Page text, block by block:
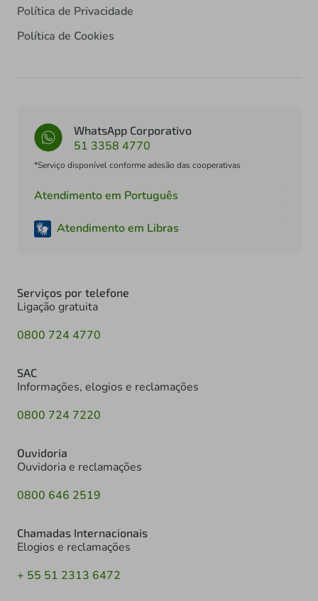
Política de Privacidade
Política de Cookies
WhatsApp Corporativo
51 3358 4770
*Serviço disponível conforme adesão das cooperativas
Atendimento em Português
Atendimento em Libras
Serviços por telefone
Ligação gratuita
0800 724 4770
SAC
Informações, elogios e reclamações
0800 724 7220
Ouvidoria
Ouvidoria e reclamações
0800 646 2519
Chamadas Internacionais
Elogios e reclamações
+ 55 51 2313 6472